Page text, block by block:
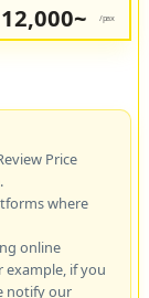
12,000~ /pax
Price
where
online
example, if you
notify our